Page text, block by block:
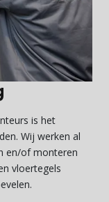
is het
Wij werken al
en/of monteren
vloertegels